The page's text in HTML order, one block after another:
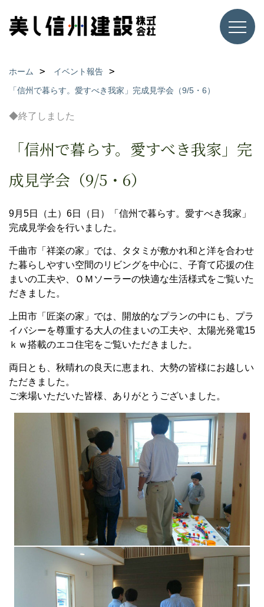
ホーム
イベント報告
「信州で暮らす。愛すべき我家」完成見学会（9/5・6）
◆終了しました
「信州で暮らす。愛すべき我家」完
成見学会（9/5・6）
9月5日（土）6日（日）「信州で暮らす。愛すべき我家」
完成見学会を行いました。
千曲市「祥楽の家」では、
タタミが敷かれ和と洋を合わせ
た暮らしやすい空間のリビングを中心に、子育て応援の住
まいの工夫や、ＯＭソーラーの快適な生活様式をご覧いた
だきました。
上田市「匠楽の家」では、
開放的なプランの中にも、プラ
イバシーを尊重する大人の住まいの工夫や、太陽光発電15
ｋｗ搭載のエコ住宅をご覧いただきました。
両日とも、秋晴れの良天に恵まれ、大勢の皆様にお越しい
ただきました。
ご来場いただいた皆様、ありがとうございました。